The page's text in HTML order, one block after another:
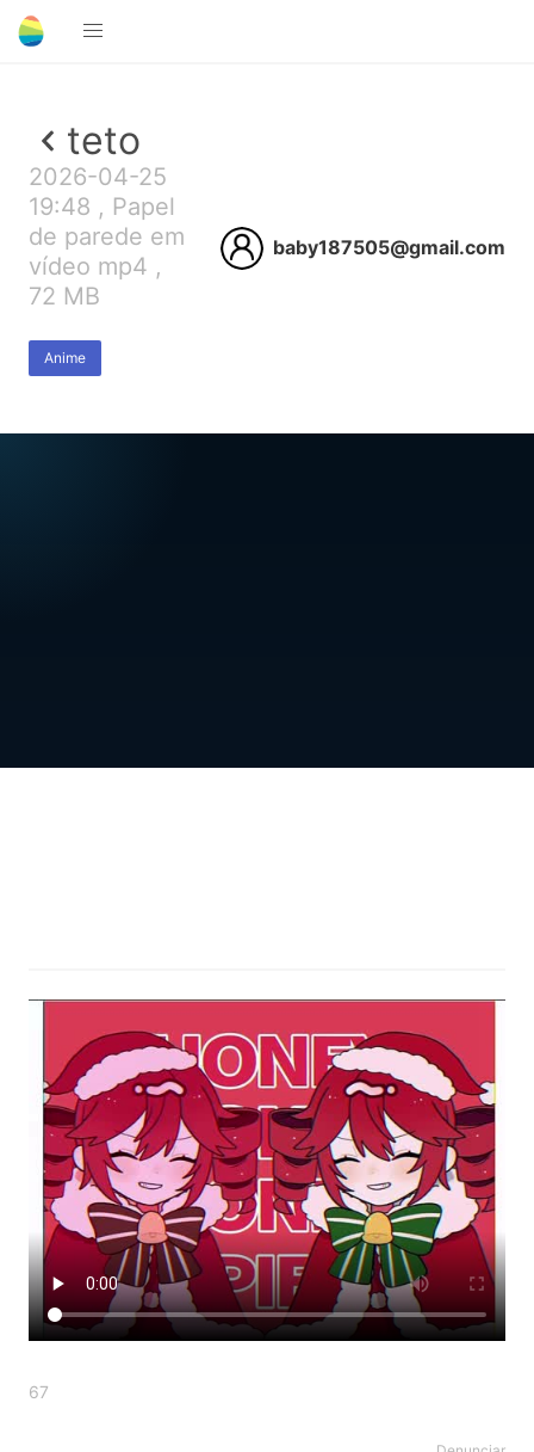
teto
2026-04-25
19:48 , Papel
de parede em
vídeo mp4 ,
72 MB
Anime
baby187505@gmail.com
67